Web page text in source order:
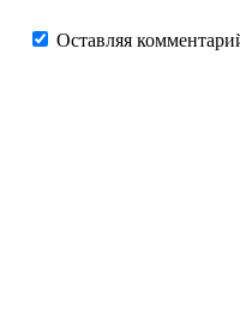
Оставляя